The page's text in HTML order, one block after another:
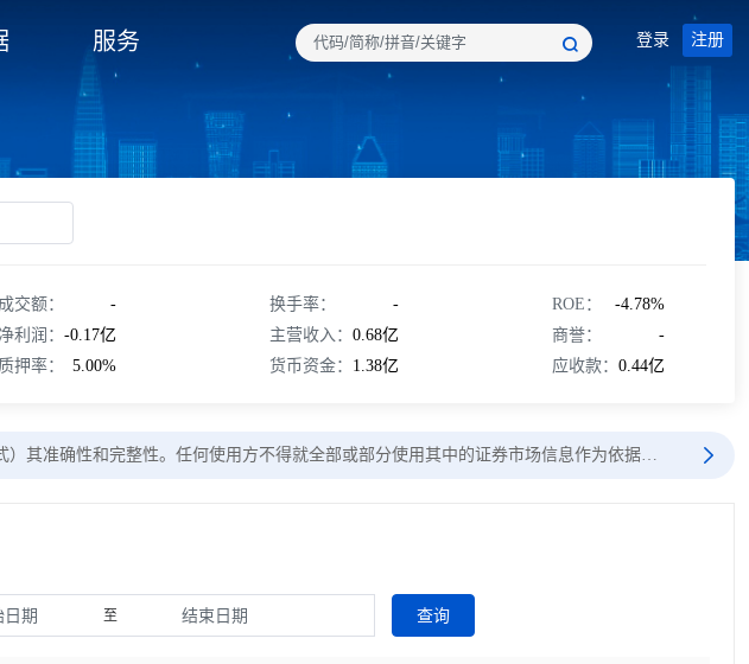
服务 登录 注册
成交额：
-
净利润： -0.17亿
质押率：
5.00%
换手率：
-
主营收入： 0.68亿
货币资金： 1.38亿
ROE：
-4.78%
商誉：
-
应收款： 0.44亿
其准确性和完整性。任何使用方不得就全部或部分使用其中的证券市场信息作为依据…
至 查询